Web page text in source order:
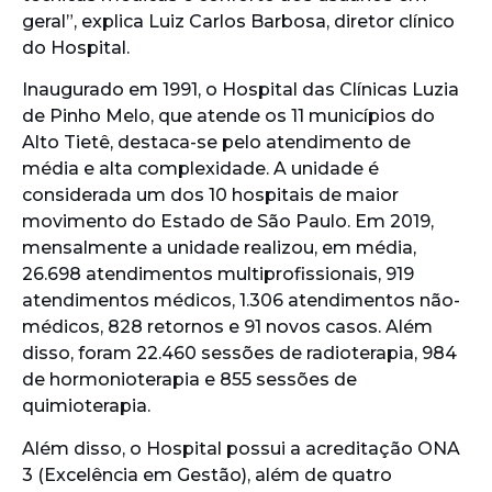
geral”, explica Luiz Carlos Barbosa, diretor clínico
do Hospital.
Inaugurado em 1991, o Hospital das Clínicas Luzia
de Pinho Melo, que atende os 11 municípios do
Alto Tietê, destaca-se pelo atendimento de
média e alta complexidade. A unidade é
considerada um dos 10 hospitais de maior
movimento do Estado de São Paulo. Em 2019,
mensalmente a unidade realizou, em média,
26.698 atendimentos multiprofissionais, 919
atendimentos médicos, 1.306 atendimentos não-
médicos, 828 retornos e 91 novos casos. Além
disso, foram 22.460 sessões de radioterapia, 984
de hormonioterapia e 855 sessões de
quimioterapia.
Além disso, o Hospital possui a acreditação ONA
3 (Excelência em Gestão), além de quatro